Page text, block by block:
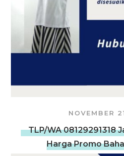
NOVEMBER
TLP/WA 08129291318
Harga Promo